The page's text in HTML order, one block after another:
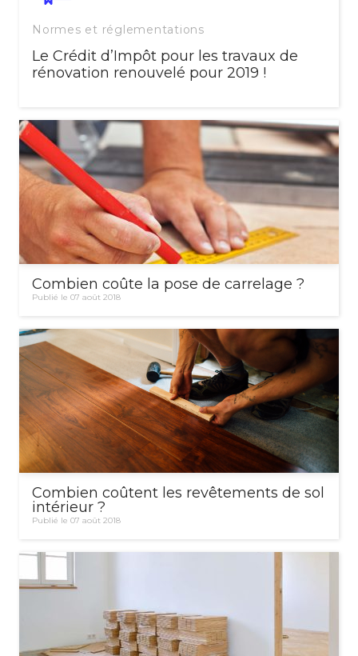
Normes et réglementations
Le Crédit d’Impôt pour les travaux de
rénovation renouvelé pour 2019 !
Combien coûte la pose de carrelage ?
Publié le 07 août 2018
Combien coûtent les revêtements de sol
intérieur ?
Publié le 07 août 2018